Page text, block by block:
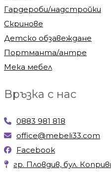
Гардероби/надстройки
Скринове
Детско обзавеждане
Портманта/антре
Мека мебел
Връзка с нас
0883 981 818
office@mebeli33.com
Facebook
гр. Пловдив, бул.